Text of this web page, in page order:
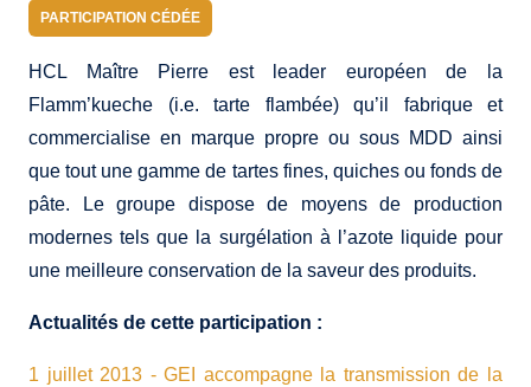
PARTICIPATION CÉDÉE
HCL Maître Pierre est leader européen de la
Flamm’kueche (i.e. tarte flambée) qu’il fabrique et
commercialise en marque propre ou sous MDD ainsi
que tout une gamme de tartes fines, quiches ou fonds de
pâte. Le groupe dispose de moyens de production
modernes tels que la surgélation à l’azote liquide pour
une meilleure conservation de la saveur des produits.
Actualités de cette participation :
1 juillet 2013 - GEI accompagne la transmission de la